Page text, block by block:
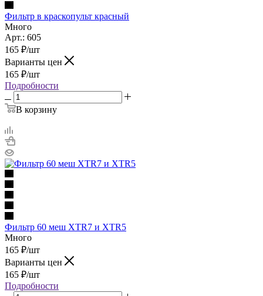
Фильтр в краскопульт красный
Много
Арт.: 605
165 ₽/шт
Варианты цен
165 ₽/шт
Подробности
В корзину
Фильтр 60 меш XTR7 и XTR5
Много
165 ₽/шт
Варианты цен
165 ₽/шт
Подробности